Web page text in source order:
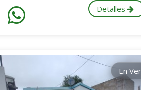
Detalles
En